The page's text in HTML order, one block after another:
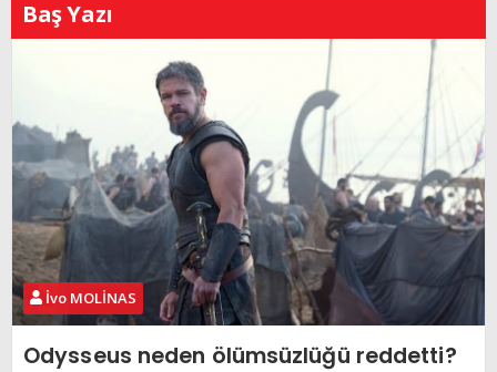
Baş Yazı
İvo MOLİNAS
Odysseus neden ölümsüzlüğü reddetti?